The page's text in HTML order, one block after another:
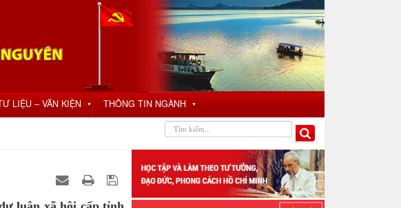
LIỆU – VĂN KIỆN ▼ THÔNG TIN NGÀNH ▼